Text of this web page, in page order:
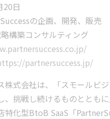
20日
の企画、開発、販売
コンサルティング
partnersuccess.jp/
株式会社は、「スモールビ
、挑戦し続けるものととも
特化型BtoB SaaS「